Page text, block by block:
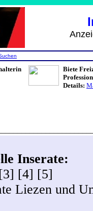
Anzeigen,
Biete
Details:
Inserate:
[4] [5]
Liezen und